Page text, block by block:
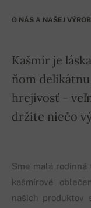
O NÁS A NAŠEJ
Kašmír je
ňom
hrejivosť -
držíte niečo
Sme malá rodinná
kašmírové
našich produktov